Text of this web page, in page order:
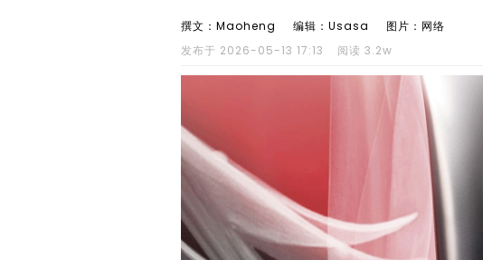
撰文：Maoheng 编辑：Usasa
图片：网络
发布于 2026-05-13 17:13
阅读 3.2w